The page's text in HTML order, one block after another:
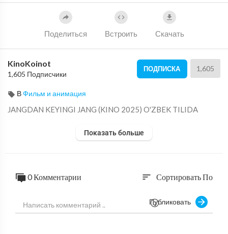
Поделиться Встроить Скачать
KinoKoinot
1,605 Подписчики
ПОДПИСКА 1,605
ВФильм и анимация
⁣JANGDAN KEYINGI JANG (KINO 2025) O'ZBEK TILIDA
Показать больше
0 Комментарии sort Сортировать По
Публиковать